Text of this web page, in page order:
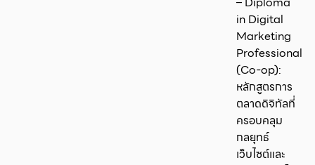
in Digital
Marketing
Professional
(Co-op):
หลักสูตรการ
ตลาดดิจิทัลที่
ครอบคลุม
กลยุทธ์
เว็บไซต์และ